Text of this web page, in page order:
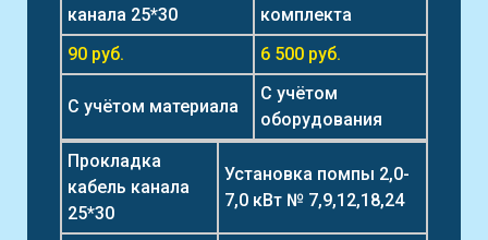
канала 25*30
комплекта
90 руб.
6 500 руб.
С учётом материала
С учётом
оборудования
Прокладка
кабель канала
25*30
Установка помпы 2,0-
7,0 кВт № 7,9,12,18,24